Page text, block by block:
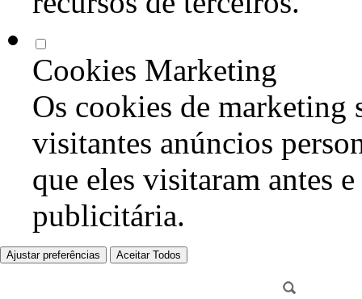
Cookies Marketing
Os cookies de marketing
visitantes anúncios
que eles visitaram antes
publicitária.
Ajustar preferências Aceitar Todos